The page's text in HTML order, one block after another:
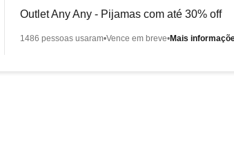
Outlet Any Any - Pijamas com até 30% off
1486 pessoas usaram Vence em breve Mais